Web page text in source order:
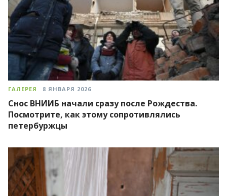
ГАЛЕРЕЯ 8 ЯНВАРЯ 2026
Снос ВНИИБ начали сразу после Рождества.
Посмотрите, как этому сопротивлялись
петербуржцы